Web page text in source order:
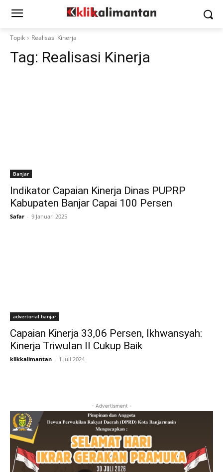
Topik Realisasi Kinerja
Tag: Realisasi Kinerja
Banjar
Indikator Capaian Kinerja Dinas PUPRP
Kabupaten Banjar Capai 100 Persen
Safar - 9 Januari 2025
advertorial banjar
Capaian Kinerja 33,06 Persen, Ikhwansyah:
Kinerja Triwulan II Cukup Baik
klikkalimantan - 1 Juli 2024
- Advertisment -